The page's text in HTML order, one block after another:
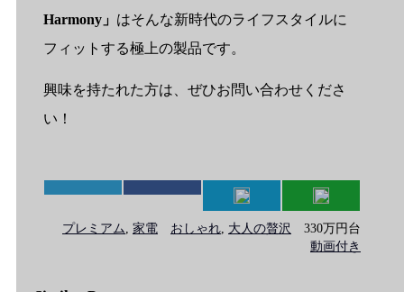
Harmony」 はそんな新時代のライフスタイルに
フィットする極上の製品です。
興味を持たれた方は、ぜひお問い合わせくださ
い！
プレミアム, 家電 おしゃれ, 大人の贅沢
330万円台
動画付き